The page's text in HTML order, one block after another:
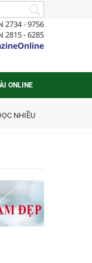
2734 - 9756
2815 - 6285
ONLINE
NHIỀU